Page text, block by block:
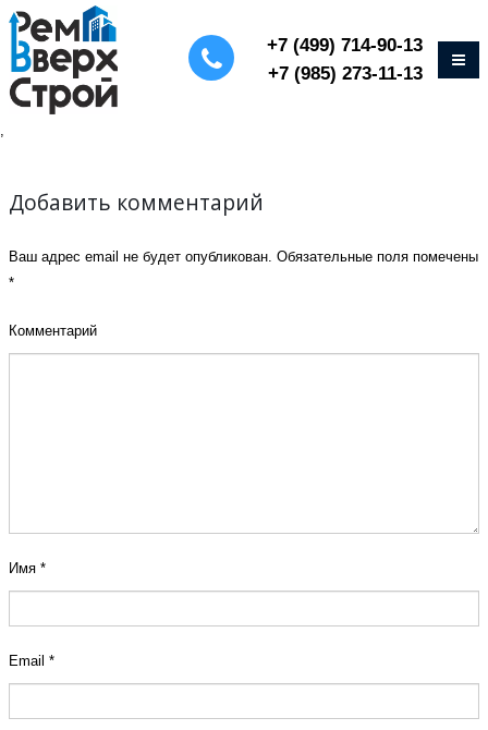
+7 (499) 714-90-13
+7 (985) 273-11-13
,
Добавить комментарий
Ваш адрес email не будет опубликован. Обязательные поля помечены
*
Комментарий
Имя *
Email *